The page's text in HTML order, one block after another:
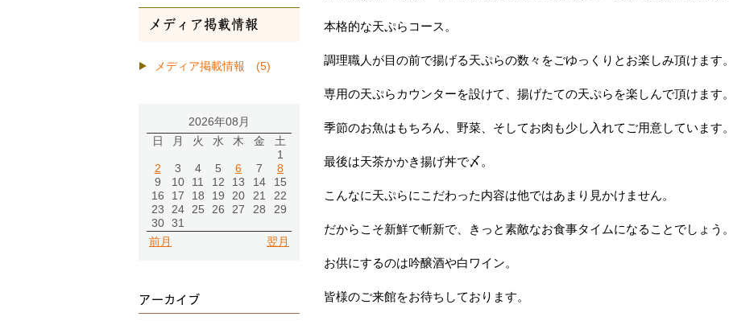
本格的な天ぷらコース。
調理職人が目の前で揚げる天ぷらの数々をごゆっくりとお楽しみ頂けます。
専用の天ぷらカウンターを設けて、揚げたての天ぷらを楽しんで頂けます。
季節のお魚はもちろん、野菜、そしてお肉も少し入れてご用意しています。
最後は天茶かかき揚げ丼で〆。
こんなに天ぷらにこだわった内容は他ではあまり見かけません。
だからこそ新鮮で斬新で、きっと素敵なお食事タイムになることでしょう。
お供にするのは吟醸酒や白ワイン。
皆様のご来館をお待ちしております。
メディア掲載情報
メディア掲載情報 (5)
2026年08月
日
月 火 水 木 金
土
1
2
3 4 5 6 7
8
9
10 11 12 13 14
15
16
17 18 19 20 21
22
23
24 25 26 27 28
29
30
31
前月
翌月
アーカイブ